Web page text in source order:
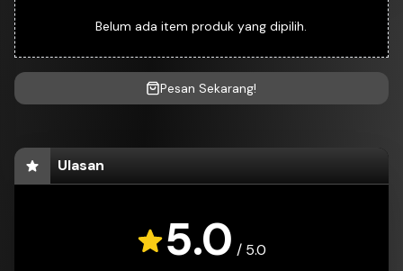
Belum ada item produk yang dipilih.
Pesan Sekarang!
Ulasan
5.0 / 5.0